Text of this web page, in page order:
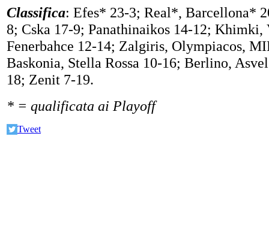
Classifica: Efes* 23-3; Real*, Barcellona*
8; Cska 17-9; Panathinaikos 14-12; Khimki,
Fenerbahce 12-14; Zalgiris, Olympiacos,
Baskonia, Stella Rossa 10-16; Berlino,
18; Zenit 7-19.
* = qualificata ai Playoff
Tweet